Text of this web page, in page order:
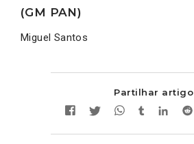
(GM PAN)
Miguel Santos
Partilhar artigo